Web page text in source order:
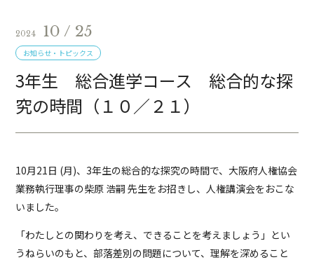
2024 10 / 25
お知らせ・トピックス
3年生 総合進学コース 総合的な探
究の時間（１０／２１）
10月21日 (月)、3年生の総合的な探究の時間で、大阪府人権協会
業務執行理事の柴原 浩嗣 先生をお招きし、人権講演会をおこな
いました。
「わたしとの関わりを考え、できることを考えましょう」とい
うねらいのもと、部落差別の問題について、理解を深めること